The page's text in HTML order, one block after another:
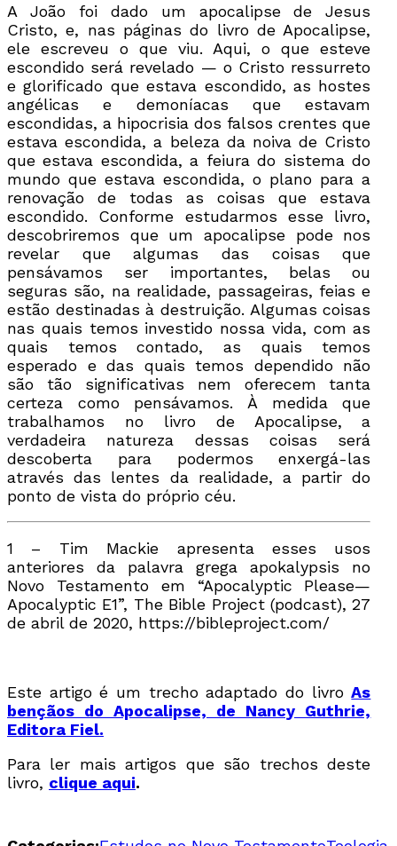
A João foi dado um apocalipse de Jesus
Cristo, e, nas páginas do livro de Apocalipse,
ele escreveu o que viu. Aqui, o que esteve
escondido será revelado — o Cristo ressurreto
e glorificado que estava escondido, as hostes
angélicas e demoníacas que estavam
escondidas, a hipocrisia dos falsos crentes que
estava escondida, a beleza da noiva de Cristo
que estava escondida, a feiura do sistema do
mundo que estava escondida, o plano para a
renovação de todas as coisas que estava
escondido. Conforme estudarmos esse livro,
descobriremos que um apocalipse pode nos
revelar que algumas das coisas que
pensávamos ser importantes, belas ou
seguras são, na realidade, passageiras, feias e
estão destinadas à destruição. Algumas coisas
nas quais temos investido nossa vida, com as
quais temos contado, as quais temos
esperado e das quais temos dependido não
são tão significativas nem oferecem tanta
certeza como pensávamos. À medida que
trabalhamos no livro de Apocalipse, a
verdadeira natureza dessas coisas será
descoberta para podermos enxergá-las
através das lentes da realidade, a partir do
ponto de vista do próprio céu.
1 – Tim Mackie apresenta esses usos
anteriores da palavra grega apokalypsis no
Novo Testamento em “Apocalyptic Please—
Apocalyptic E1”, The Bible Project (podcast), 27
de abril de 2020, https://bibleproject.com/
Este artigo é um trecho adaptado do livroAs
bençãos do Apocalipse, de Nancy Guthrie,
Editora Fiel.
Para ler mais artigos que são trechos deste
livro, clique aqui.